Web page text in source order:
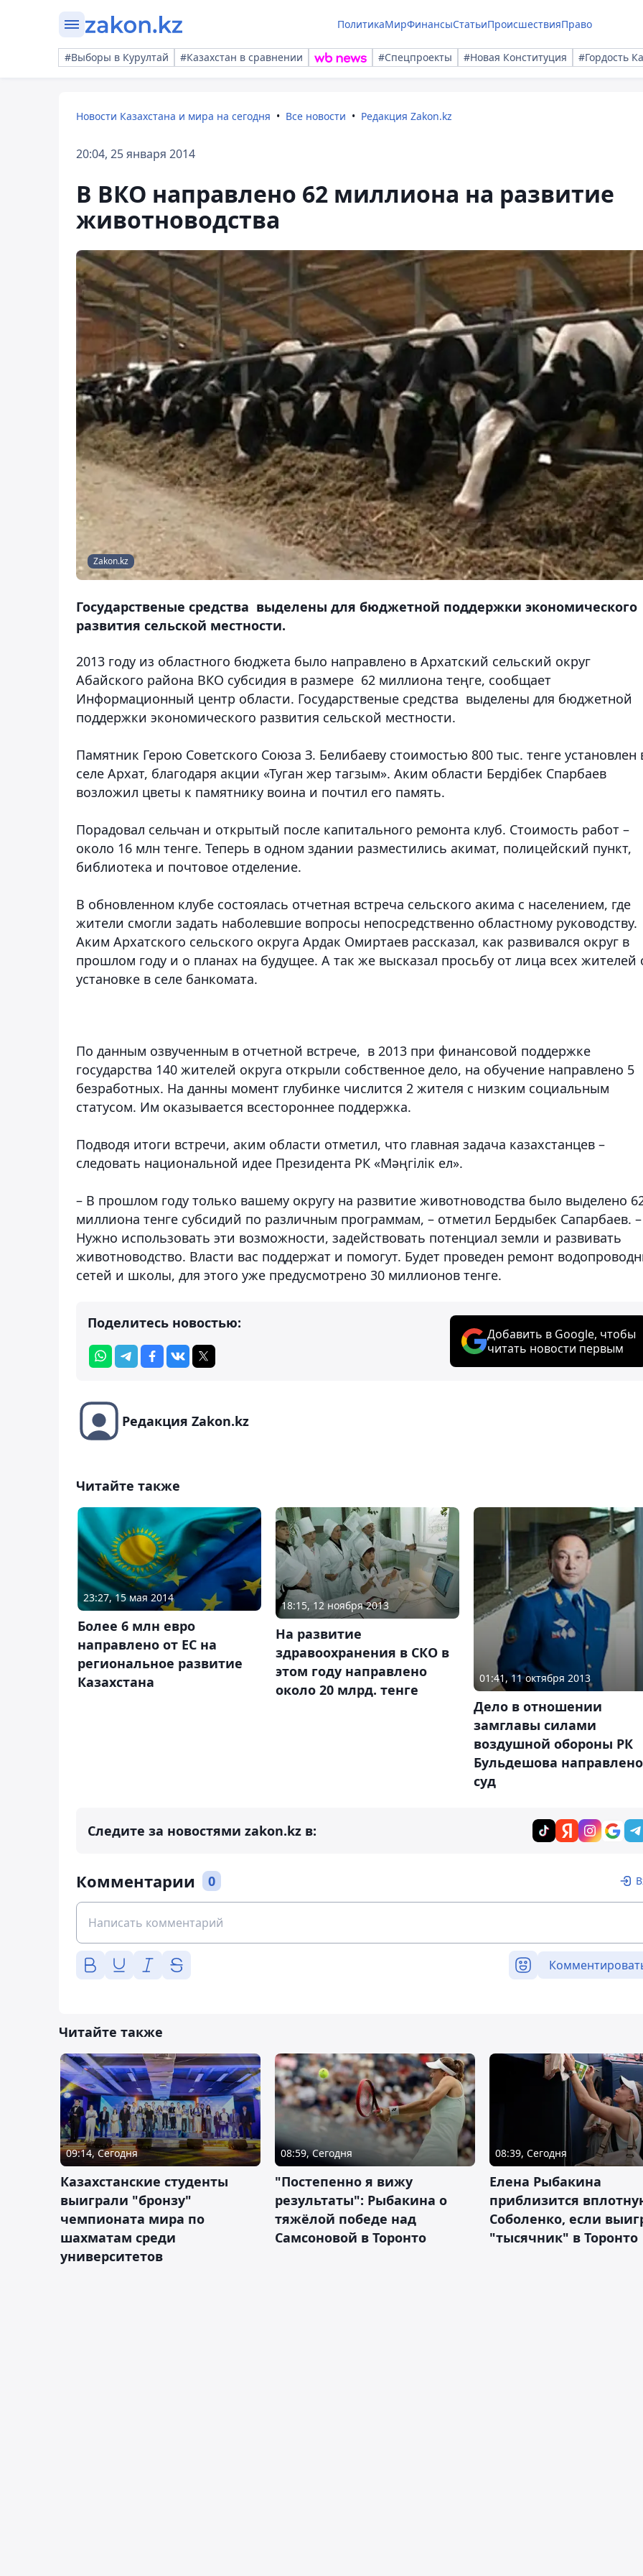
ПолитикаМирФинансыСтатьиПроисшествияПраво
#Выборы в Курултай #Казахстан в сравнении #Спецпроекты #Новая Конституция #Гордость
Новости Казахстана и мира на сегодня Все новости Редакция Zakon.kz
20:04, 25 января 2014
В ВКО направлено 62 миллиона на развитие
животноводства
Zakon.kz
Государственые средства выделены для бюджетной поддержки экономического
развития сельской местности.
2013 году из областного бюджета было направлено в Архатский сельский округ
Абайского района ВКО субсидия в размере 62 миллиона теңге, сообщает
Информационный центр области. Государственые средства выделены для бюджетной
поддержки экономического развития сельской местности.
Памятник Герою Советского Союза З. Белибаеву стоимостью 800 тыс. тенге установлен
селе Архат, благодаря акции «Туган жер тагзым». Аким области Бердібек Спарбаев
возложил цветы к памятнику воина и почтил его память.
Порадовал сельчан и открытый после капитального ремонта клуб. Стоимость работ –
около 16 млн тенге. Теперь в одном здании разместились акимат, полицейский пункт,
библиотека и почтовое отделение.
В обновленном клубе состоялась отчетная встреча сельского акима с населением, где
жители смогли задать наболевшие вопросы непосредственно областному руководству.
Аким Архатского сельского округа Ардак Омиртаев рассказал, как развивался округ в
прошлом году и о планах на будущее. А так же высказал просьбу от лица всех жителей
установке в селе банкомата.
По данным озвученным в отчетной встрече, в 2013 при финансовой поддержке
государства 140 жителей округа открыли собственное дело, на обучение направлено 5
безработных. На данны момент глубинке числится 2 жителя с низким социальным
статусом. Им оказывается всестороннее поддержка.
Подводя итоги встречи, аким области отметил, что главная задача казахстанцев –
следовать национальной идее Президента РК «Мәңгілік ел».
– В прошлом году только вашему округу на развитие животноводства было выделено
миллиона тенге субсидий по различным программам, – отметил Бердыбек Сапарбаев. –
Нужно использовать эти возможности, задействовать потенциал земли и развивать
животноводство. Власти вас поддержат и помогут. Будет проведен ремонт
сетей и школы, для этого уже предусмотрено 30 миллионов тенге.
Поделитесь новостью:
Добавить в Google, чтобы
читать новости первым
Редакция Zakon.kz
Читайте также
23:27, 15 мая 2014
Более 6 млн евро
направлено от ЕС на
региональное развитие
Казахстана
18:15, 12 ноября 2013
На развитие
здравоохранения в СКО в
этом году направлено
около 20 млрд. тенге
01:41, 11 октября 2013
Дело в отношении
замглавы силами
воздушной обороны РК
Бульдешова
суд
Следите за новостями zakon.kz в:
Комментарии 0
Читайте также
09:14, Сегодня
Казахстанские студенты
выиграли "бронзу"
чемпионата мира по
шахматам среди
университетов
08:59, Сегодня
"Постепенно я вижу
результаты": Рыбакина о
тяжёлой победе над
Самсоновой в Торонто
08:39, Сегодня
Елена Рыбакина
приблизится
Соболенко, если
"тысячник" в Торонто